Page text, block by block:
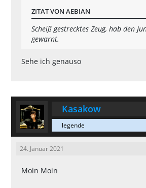
ZITAT VON AEBIAN
Scheiß gestrecktes Zeug, hab den
gewarnt.
Sehe ich genauso
Kasakow
legende
24. Januar 2021
Moin Moin